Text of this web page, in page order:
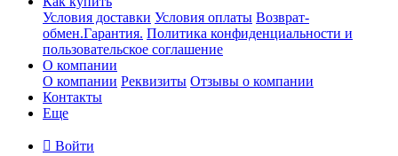
Условия доставки Условия оплаты Возврат-
обмен.Гарантия. Политика конфиденциальности и
пользовательское соглашение
О компании
О компании Реквизиты Отзывы о компании
Контакты
Еще
Войти